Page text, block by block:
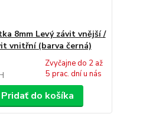
8mm Levý závit vnější /
vnitřní (barva černá)
Zvyčajne do 2 až
5 prac. dní u nás
Pridať do košíka